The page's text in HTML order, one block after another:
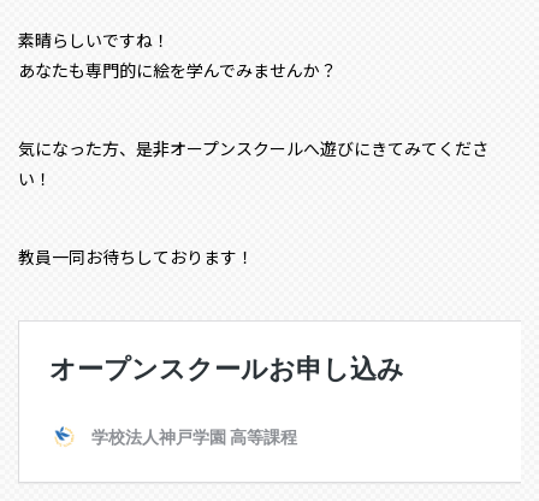
素晴らしいですね！
あなたも専門的に絵を学んでみませんか？
気になった方、是非オープンスクールへ遊びにきてみてくださ
い！
教員一同お待ちしております！